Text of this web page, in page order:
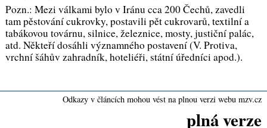
Pozn.: Mezi válkami bylo v Iránu cca 200 Čechů, zavedli
tam pěstování cukrovky, postavili pět cukrovarů, textilní a
tabákovou továrnu, silnice, železnice, mosty, justiční palác,
atd. Někteří dosáhli významného postavení (V. Protiva,
vrchní šáhův zahradník, hoteliéři, státní úředníci apod.).
Odkazy v článcích mohou vést na plnou verzi webu mzv.cz
plná verze